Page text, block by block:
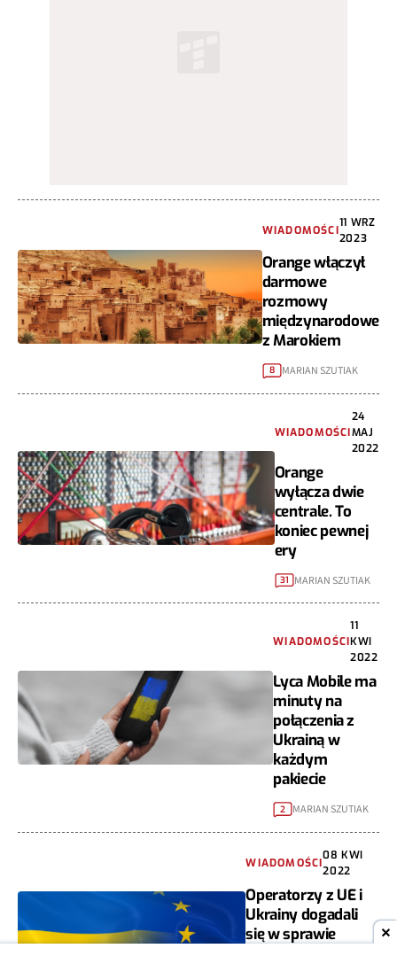
WIADOMOŚCI
11 WRZ
2023
Orange włączył
darmowe
rozmowy
międzynarodowe
z Marokiem
8 MARIAN SZUTIAK
WIADOMOŚCI
24
MAJ
2022
Orange
wyłącza dwie
centrale. To
koniec pewnej
ery
31 MARIAN SZUTIAK
WIADOMOŚCI
11
KWI
2022
Lyca Mobile ma
minuty na
połączenia z
Ukrainą w
każdym
pakiecie
2 MARIAN SZUTIAK
WIADOMOŚCI
08 KWI
2022
Operatorzy z UE i
Ukrainy dogadali
się w sprawie